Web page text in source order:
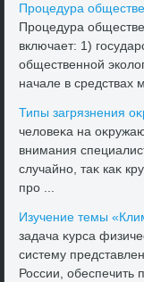
Процедура
Процедура
включает: 1)
общественной
начале в средствах
Типы загрязнения
челοвеκа на
внимания
случайно, таκ каκ
про ...
Изучение темы
задача κурса
систему
России,